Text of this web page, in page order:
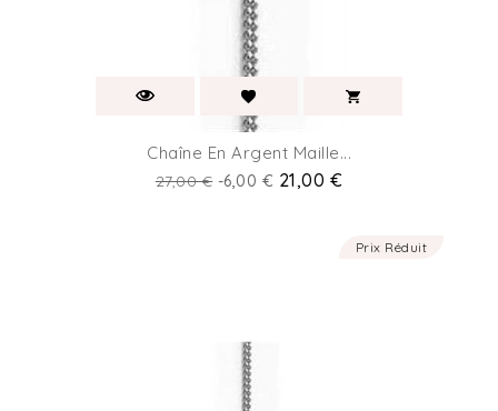
Chaîne En Argent Maille...
Prix
27,00 € -6,00 € Prix
21,00 €
Prix Réduit